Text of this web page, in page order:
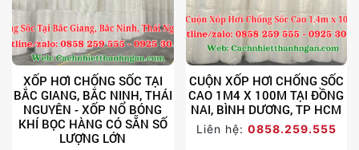
XỐP HƠI CHỐNG SỐC TẠI
BẮC GIANG, BẮC NINH, THÁI
NGUYÊN - XỐP NỔ BÓNG
KHÍ BỌC HÀNG CÓ SẴN SỐ
LƯỢNG LỚN
CUỘN XỐP HƠI CHỐNG SỐC
CAO 1M4 X 100M TẠI ĐỒNG
NAI, BÌNH DƯƠNG, TP HCM
Liên hệ: 0858.259.555